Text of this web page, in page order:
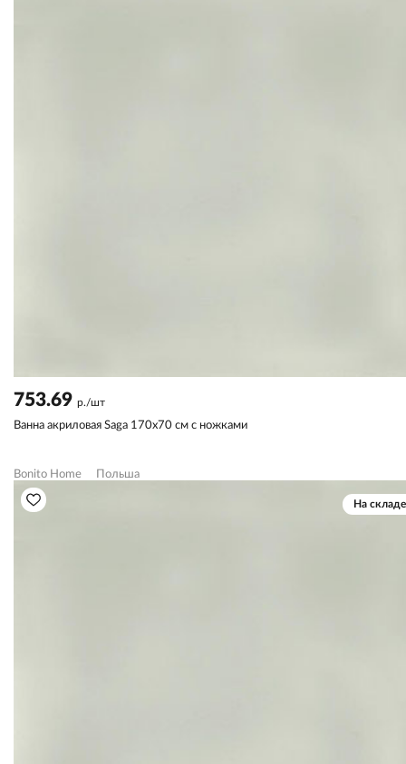
753.69 р./шт
Ванна акриловая Saga 170х70 см с ножками
Bonito Home Польша
На складе